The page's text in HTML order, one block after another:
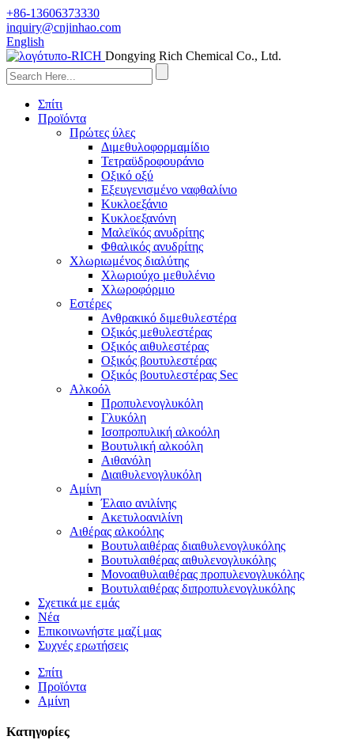
+86-13606373330
inquiry@cnjinhao.com
English
Dongying Rich Chemical Co., Ltd.
Σπίτι
Προϊόντα
Πρώτες ύλες
Διμεθυλοφορμαμίδιο
Τετραϋδροφουράνιο
Οξικό οξύ
Εξευγενισμένο ναφθαλίνιο
Κυκλοεξάνιο
Κυκλοεξανόνη
Μαλεϊκός ανυδρίτης
Φθαλικός ανυδρίτης
Χλωριωμένος διαλύτης
Χλωριούχο μεθυλένιο
Χλωροφόρμιο
Εστέρες
Ανθρακικό διμεθυλεστέρα
Οξικός μεθυλεστέρας
Οξικός αιθυλεστέρας
Οξικός βουτυλεστέρας
Οξικός βουτυλεστέρας Sec
Αλκοόλ
Προπυλενογλυκόλη
Γλυκόλη
Ισοπροπυλική αλκοόλη
Βουτυλική αλκοόλη
Αιθανόλη
Διαιθυλενογλυκόλη
Αμίνη
Έλαιο ανιλίνης
Ακετυλοανιλίνη
Αιθέρας αλκοόλης
Βουτυλαιθέρας διαιθυλενογλυκόλης
Βουτυλαιθέρας αιθυλενογλυκόλης
Μονοαιθυλαιθέρας προπυλενογλυκόλης
Βουτυλαιθέρας διπροπυλενογλυκόλης
Σχετικά με εμάς
Νέα
Επικοινωνήστε μαζί μας
Συχνές ερωτήσεις
Σπίτι
Προϊόντα
Αμίνη
Κατηγορίες